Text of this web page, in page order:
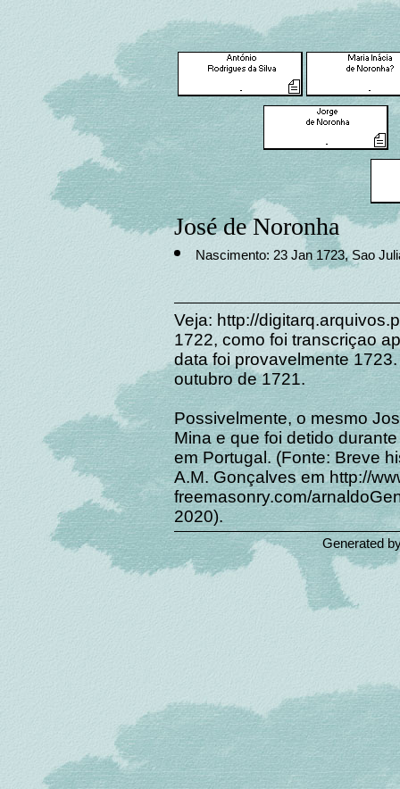
José de Noronha
Nascimento: 23 Jan 1723, Sao
Veja: http://
1722, como foi transcriçao
data foi provavelmente
outubro de 1721.
Possivelmente, o mesmo
Mina e que foi detido
em Portugal. (Fonte: Breve
A.M. Gonçalves em http://
freemasonry.com/
2020).
Generated